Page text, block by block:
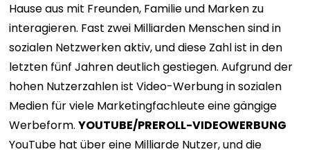
Hause aus mit Freunden, Familie und Marken zu
interagieren. Fast zwei Milliarden Menschen sind in
sozialen Netzwerken aktiv, und diese Zahl ist in den
letzten fünf Jahren deutlich gestiegen. Aufgrund der
hohen Nutzerzahlen ist Video-Werbung in sozialen
Medien für viele Marketingfachleute eine gängige
Werbeform.YOUTUBE/PREROLL-VIDEOWERBUNG
YouTube hat über eine Milliarde Nutzer, und die